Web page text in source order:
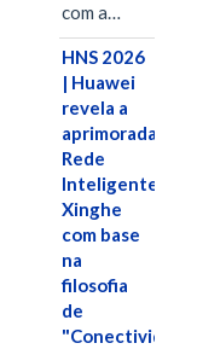
com a…
HNS 2026
| Huawei
revela a
aprimorada
Rede
Inteligente
Xinghe
com base
na
filosofia
de
"Conectividade